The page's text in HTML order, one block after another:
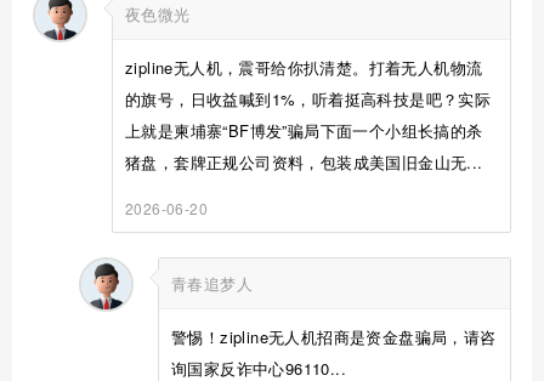
夜色微光
zipline无人机，震哥给你扒清楚。打着无人机物流
的旗号，日收益喊到1%，听着挺高科技是吧？实际
上就是柬埔寨“BF博发”骗局下面一个小组长搞的杀
猪盘，套牌正规公司资料，包装成美国旧金山无...
2026-06-20
青春追梦人
警惕！zipline无人机招商是资金盘骗局，请咨
询国家反诈中心96110...